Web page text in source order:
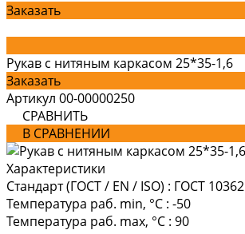
Заказать
Рукав с нитяным каркасом 25*35-1,6
Заказать
Артикул 00-00000250
СРАВНИТЬ
В СРАВНЕНИИ
Характеристики
Стандарт (ГОСТ / EN / ISO) : ГОСТ 10362
Температура раб. min, °C : -50
Температура раб. max, °C : 90